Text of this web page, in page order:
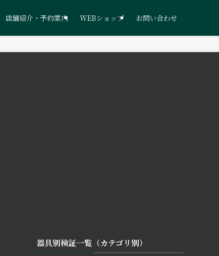
店舗紹介・予約案内 WEBショップ お問い合わせ
器具別検証一覧（カテゴリ別）